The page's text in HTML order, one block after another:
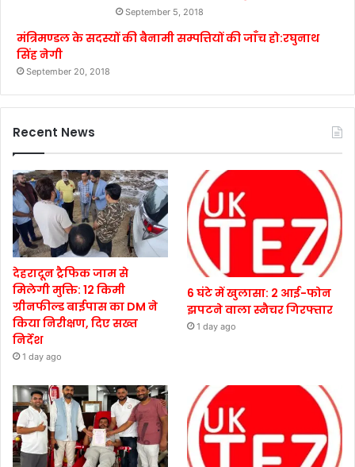
September 5, 2018
मंत्रिमण्डल के सदस्यों की बैनामी सम्पत्तियों की जाँच हो:रघुनाथ
सिंह नेगी
September 20, 2018
Recent News
देहरादून ट्रैफिक जाम से
मिलेगी मुक्ति: 12 किमी
ग्रीनफील्ड बाईपास का DM ने
किया निरीक्षण, दिए सख्त
निर्देश
1 day ago
6 घंटे में खुलासा: 2 आई-फोन
झपटने वाला स्नैचर गिरफ्तार
1 day ago